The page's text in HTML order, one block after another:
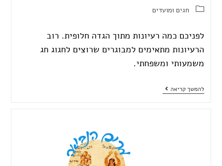
חגים ומועדים
לפניכם כמה רעיונות מתוך הגדה חלופית. רוב
הרעיונות מתאימים למבוגרים שרוצים לחגוג חג
משמעותי ומשפחתי.
להמשך קריאה